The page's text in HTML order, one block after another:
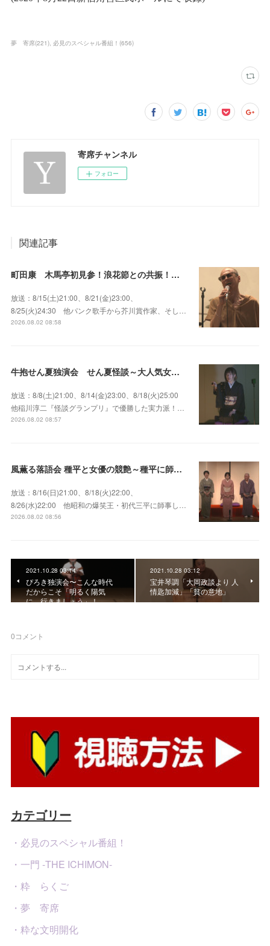
夢 寄席(221) 必見のスペシャル番組！ (656)
寄席チャンネル
フォロー
関連記事
町田康 木馬亭初見参！浪花節との共振！～マチダ地蔵尊 他
放送：8/15(土)21:00、8/21(金)23:00、
8/25(火)24:30 他パンク歌手から芥川賞作家、そし…
2026.08.02 08:58
牛抱せん夏独演会 せん夏怪談～大人気女性怪談師とっておきの背筋も凍る…
放送：8/8(土)21:00、8/14(金)23:00、8/18(火)25:00
他稲川淳二『怪談グランプリ』で優勝した実力派！…
2026.08.02 08:57
風薫る落語会 種平と女優の競艶～種平に師事した女優たちが百花繚乱に咲き誇る大人気落語会
放送：8/16(日)21:00、8/18(火)22:00、
8/26(水)22:00 他昭和の爆笑王・初代三平に師事し…
2026.08.02 08:56
2021.10.28 03:14
ぴろき独演会〜こんな時代
だからこそ「明るく陽気
に、行きましょう」！
2021.10.28 03:12
宝井琴調「大岡政談より 人
情匙加減」「貧の意地」
0コメント
カテゴリー
・必見のスペシャル番組！
・一門 -THE ICHIMON-
・粋 らくご
・夢 寄席
・粋な文明開化